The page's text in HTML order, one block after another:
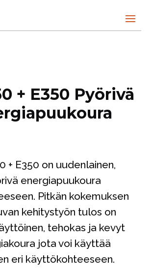
+ E350 Pyörivä
+ E350 on uudenlainen,
energiapuukoura
Pitkän kokemuksen
kehitystyön tulos on
tehokas ja kevyt
jota voi käyttää
eri käyttökohteeseen.